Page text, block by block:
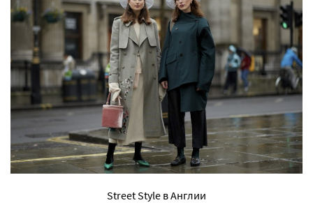
Street Style в Англии